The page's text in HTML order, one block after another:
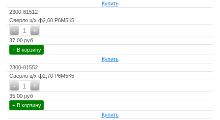
Купить
2300-81512
Сверло ц/х ф2,60 Р6М5К5
+
- 1
37.00 руб
+ В корзину
Купить
2300-81552
Сверло ц/х ф2,70 Р6М5К5
+
- 1
35.00 руб
+ В корзину
Купить